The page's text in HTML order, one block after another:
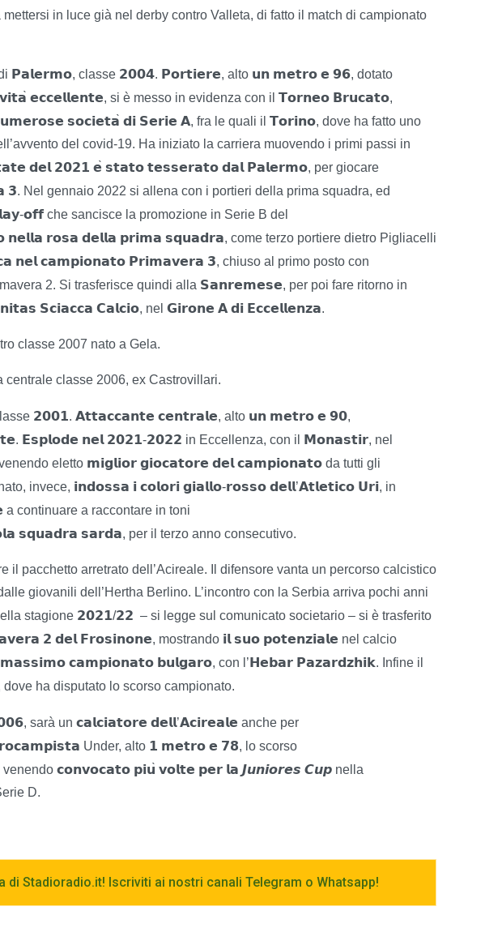
in luce già nel derby contro Valleta, di fatto il match di campionato
𝗣𝗮𝗹𝗲𝗿𝗺𝗼, classe 𝟮𝟬𝟬𝟰. 𝗣𝗼𝗿𝘁𝗶𝗲𝗿𝗲, alto 𝘂𝗻 𝗺𝗲𝘁𝗿𝗼𝗲 𝟵𝟲, dotato
𝗲𝗰𝗰𝗲𝗹𝗹𝗲𝗻𝘁𝗲, si è messo in evidenza con il 𝗧𝗼𝗿𝗻𝗲𝗼 𝗕𝗿𝘂𝗰𝗮𝘁𝗼,
𝘀𝗼𝗰𝗶𝗲𝘁𝗮 𝗱𝗶 𝗦𝗲𝗿𝗶𝗲 𝗔, fra le quali il 𝗧𝗼𝗿𝗶𝗻𝗼, dove ha fatto uno
del covid-19. Ha iniziato la carriera muovendo i primi passi in
𝗱𝗲𝗹 𝟮𝟬𝟮𝟭 𝗲 𝘀𝘁𝗮𝘁𝗼𝘁𝗲𝘀𝘀𝗲𝗿𝗮𝘁𝗼𝗱𝗮𝗹 𝗣𝗮𝗹𝗲𝗿𝗺𝗼, per giocare
𝟯. Nel gennaio 2022 si allena con i portieri della prima squadra, ed
-𝗼𝗳𝗳 che sancisce la promozione in Serie B del
𝗻𝗲𝗹𝗹𝗮 𝗿𝗼𝘀𝗮 𝗱𝗲𝗹𝗹𝗮 𝗽𝗿𝗶𝗺𝗮 𝘀𝗾𝘂𝗮𝗱𝗿𝗮, come terzo portiere dietro Pigliacelli
𝗻𝗲𝗹𝗰𝗮𝗺𝗽𝗶𝗼𝗻𝗮𝘁𝗼 𝗣𝗿𝗶𝗺𝗮𝘃𝗲𝗿𝗮 𝟯, chiuso al primo posto con
2. Si trasferisce quindi alla 𝗦𝗮𝗻𝗿𝗲𝗺𝗲𝘀𝗲, per poi fare ritorno in
𝗦𝗰𝗶𝗮𝗰𝗰𝗮 𝗖𝗮𝗹𝗰𝗶𝗼, nel 𝗚𝗶𝗿𝗼𝗻𝗲 𝗔𝗱𝗶 𝗘𝗰𝗰𝗲𝗹𝗹𝗲𝗻𝘇𝗮.
classe 2007 nato a Gela.
centrale classe 2006, ex Castrovillari.
𝟮𝟬𝟬𝟭. 𝗔𝘁𝘁𝗮𝗰𝗰𝗮𝗻𝘁𝗲 𝗰𝗲𝗻𝘁𝗿𝗮𝗹𝗲, alto 𝘂𝗻 𝗺𝗲𝘁𝗿𝗼𝗲 𝟵𝟬,
. 𝗘𝘀𝗽𝗹𝗼𝗱𝗲 𝗻𝗲𝗹 𝟮𝟬𝟮𝟭-𝟮𝟬𝟮𝟮 in Eccellenza, con il 𝗠𝗼𝗻𝗮𝘀𝘁𝗶𝗿, nel
eletto 𝗺𝗶𝗴𝗹𝗶𝗼𝗿𝗴𝗶𝗼𝗰𝗮𝘁𝗼𝗿𝗲 𝗱𝗲𝗹𝗰𝗮𝗺𝗽𝗶𝗼𝗻𝗮𝘁𝗼 da tutti gli
invece, 𝗶𝗻𝗱𝗼𝘀𝘀𝗮 𝗶𝗰𝗼𝗹𝗼𝗿𝗶𝗴𝗶𝗮𝗹𝗹𝗼-𝗿𝗼𝘀𝘀𝗼𝗱𝗲𝗹𝗹’𝗔𝘁𝗹𝗲𝘁𝗶𝗰𝗼 𝗨𝗿𝗶, in
a continuare a raccontare in toni
𝘀𝗾𝘂𝗮𝗱𝗿𝗮 𝘀𝗮𝗿𝗱𝗮, per il terzo anno consecutivo.
il pacchetto arretrato dell’Acireale. Il difensore vanta un percorso calcistico
giovanili dell’Hertha Berlino. L’incontro con la Serbia arriva pochi anni
stagione 𝟮𝟬𝟮𝟭/𝟮𝟮 – si legge sul comunicato societario – si è trasferito
𝟮 𝗱𝗲𝗹 𝗙𝗿𝗼𝘀𝗶𝗻𝗼𝗻𝗲, mostrando 𝗶𝗹 𝘀𝘂𝗼 𝗽𝗼𝘁𝗲𝗻𝘇𝗶𝗮𝗹𝗲 nel calcio
𝗺𝗮𝘀𝘀𝗶𝗺𝗼𝗰𝗮𝗺𝗽𝗶𝗼𝗻𝗮𝘁𝗼 𝗯𝘂𝗹𝗴𝗮𝗿𝗼, con l’𝗛𝗲𝗯𝗮𝗿 𝗣𝗮𝘇𝗮𝗿𝗱𝘇𝗵𝗶𝗸. Infine il
dove ha disputato lo scorso campionato.
, sarà un 𝗰𝗮𝗹𝗰𝗶𝗮𝘁𝗼𝗿𝗲 𝗱𝗲𝗹𝗹’𝗔𝗰𝗶𝗿𝗲𝗮𝗹𝗲 anche per
Under, alto 𝟭 𝗺𝗲𝘁𝗿𝗼𝗲 𝟳𝟴, lo scorso
venendo 𝗰𝗼𝗻𝘃𝗼𝗰𝗮𝘁𝗼 𝗽𝗶𝘂 𝘃𝗼𝗹𝘁𝗲 𝗽𝗲𝗿 𝗹𝗮 𝙅𝙪𝙣𝙞𝙤𝙧𝙚𝙨 𝘾𝙪𝙥 nella
D.
di Stadioradio.it! Iscriviti ai nostri canali Telegram o Whatsapp!